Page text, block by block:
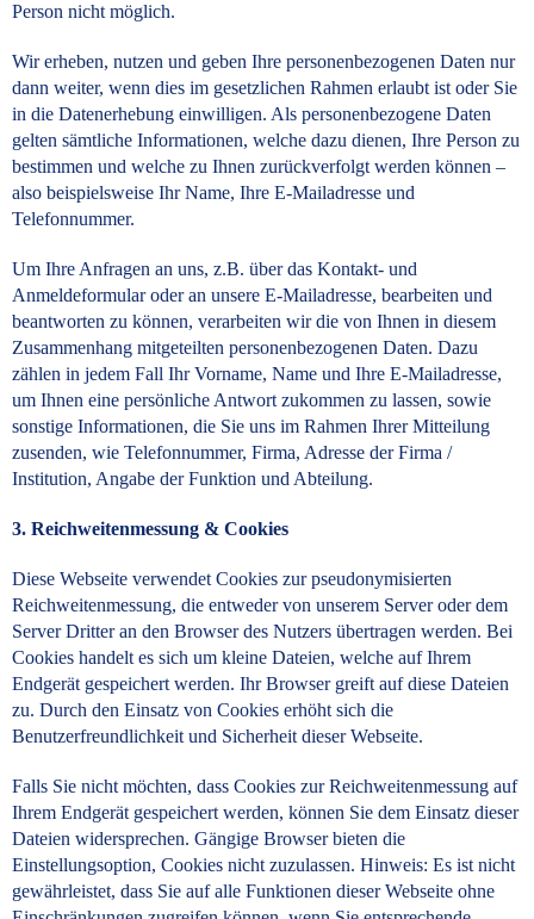
Person nicht möglich.
Wir erheben, nutzen und geben Ihre personenbezogenen Daten nur
dann weiter, wenn dies im gesetzlichen Rahmen erlaubt ist oder Sie
in die Datenerhebung einwilligen. Als personenbezogene Daten
gelten sämtliche Informationen, welche dazu dienen, Ihre Person zu
bestimmen und welche zu Ihnen zurückverfolgt werden können –
also beispielsweise Ihr Name, Ihre E-Mailadresse und
Telefonnummer.
Um Ihre Anfragen an uns, z.B. über das Kontakt- und
Anmeldeformular oder an unsere E-Mailadresse, bearbeiten und
beantworten zu können, verarbeiten wir die von Ihnen in diesem
Zusammenhang mitgeteilten personenbezogenen Daten. Dazu
zählen in jedem Fall Ihr Vorname, Name und Ihre E-Mailadresse,
um Ihnen eine persönliche Antwort zukommen zu lassen, sowie
sonstige Informationen, die Sie uns im Rahmen Ihrer Mitteilung
zusenden, wie Telefonnummer, Firma, Adresse der Firma /
Institution, Angabe der Funktion und Abteilung.
3. Reichweitenmessung & Cookies
Diese Webseite verwendet Cookies zur pseudonymisierten
Reichweitenmessung, die entweder von unserem Server oder dem
Server Dritter an den Browser des Nutzers übertragen werden. Bei
Cookies handelt es sich um kleine Dateien, welche auf Ihrem
Endgerät gespeichert werden. Ihr Browser greift auf diese Dateien
zu. Durch den Einsatz von Cookies erhöht sich die
Benutzerfreundlichkeit und Sicherheit dieser Webseite.
Falls Sie nicht möchten, dass Cookies zur Reichweitenmessung auf
Ihrem Endgerät gespeichert werden, können Sie dem Einsatz dieser
Dateien widersprechen. Gängige Browser bieten die
Einstellungsoption, Cookies nicht zuzulassen. Hinweis: Es ist nicht
gewährleistet, dass Sie auf alle Funktionen dieser Webseite ohne